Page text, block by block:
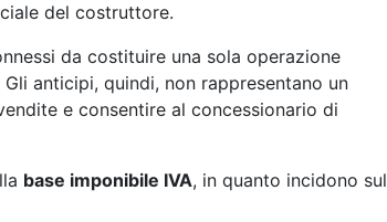
del costruttore.
da costituire una sola operazione
anticipi, quindi, non rappresentano un
e consentire al concessionario di
base imponibile IVA, in quanto incidono sul